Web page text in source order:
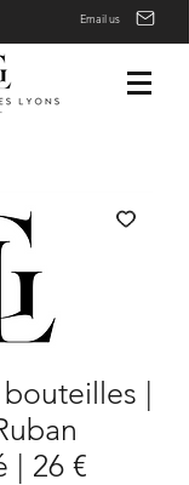
Email us
|
| 26 €